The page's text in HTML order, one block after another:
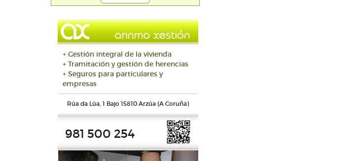
+ Gestión integral de la vivienda
+ Tramitación y gestión de herencias
+ Seguros para particulares y
empresas
Rúa da Lúa, 1 Bajo 15810 Arzúa (A Coruña)
981 500 254